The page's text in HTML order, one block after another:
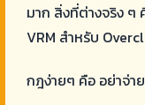
มาก สิ่งที่ต่างจริง ๆ
VRM สำหรับ
กฎง่ายๆ คือ อย่าจ่า